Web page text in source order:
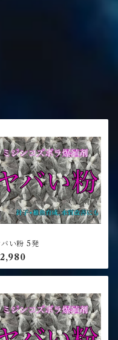
バい粉 5発